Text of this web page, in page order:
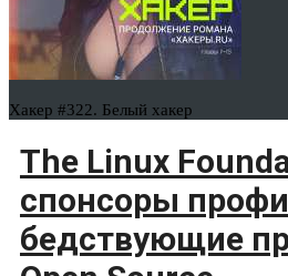
Хакер #322. Белый хакер
The Linux
спонсоры
бедствующие